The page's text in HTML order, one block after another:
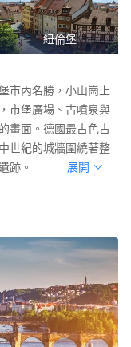
紐倫堡
市內名勝，小山崗上
市堡廣場、古噴泉與
畫面。德國最古色古
世紀的城牆圍繞著整
跡。
展開